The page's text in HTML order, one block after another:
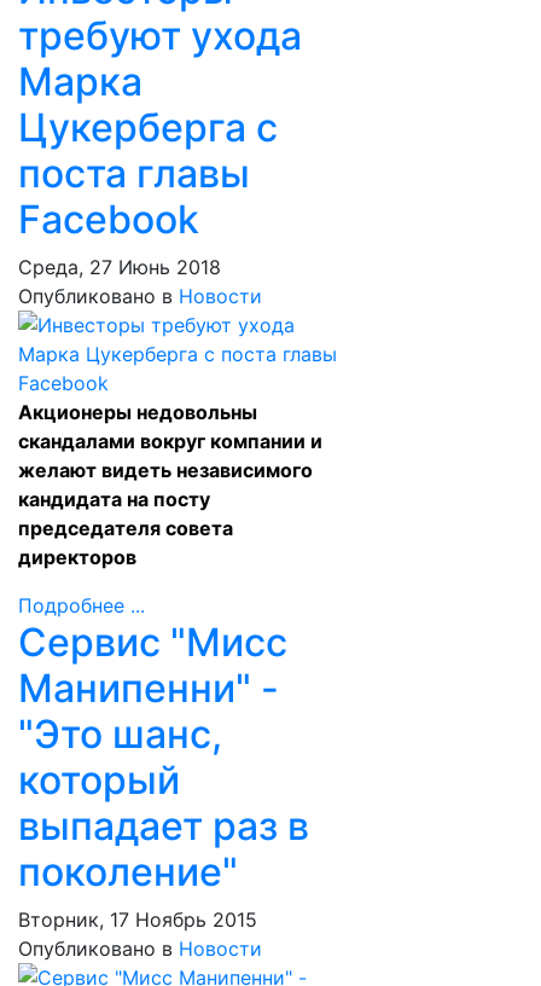
требуют ухода
Марка
Цукерберга с
поста главы
Facebook
Среда, 27 Июнь 2018
Опубликовано в Новости
Акционеры недовольны
скандалами вокруг компании и
желают видеть независимого
кандидата на посту
председателя совета
директоров
Подробнее ...
Сервис "Мисс
Манипенни" -
"Это шанс,
который
выпадает раз в
поколение"
Вторник, 17 Ноябрь 2015
Опубликовано в Новости